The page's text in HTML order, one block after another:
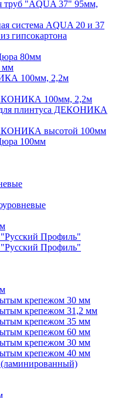
труб "AQUA 37" 95мм,
система AQUA 20 и 37
гипсокартона
80мм
мм
100мм, 2,2м
100мм, 2,2м
плинтуса ДЕКОНИКА
высотой 100мм
100мм
Профиль"
Профиль"
крепежом 30 мм
крепежом 31,2 мм
крепежом 35 мм
крепежом 60 мм
крепежом 30 мм
крепежом 40 мм